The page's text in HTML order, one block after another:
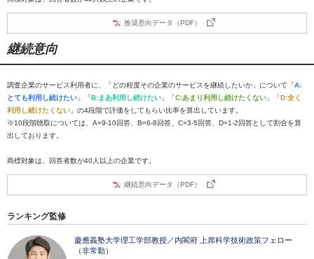
推奨意向データ（PDF）
継続意向
調査企業のサービス利用者に、「どの程度その企業のサービスを継続したいか」について「A:
とても利用し続けたい 」「B:まあ利用し続けたい 」「C:あまり利用し続けたくない 」「D:全く
利用し続けたくない 」の4段階で評価をしてもらい比率を算出しています。
※10段階聴取については、A=9-10回答、B=6-8回答、C=3-5回答、D=1-2回答として割合を算
出しております。
商標対象は、回答者数が40人以上の企業です。
継続意向データ（PDF）
ランキング監修
慶應義塾大学理工学部教授／内閣府 上席科学技術政策フェロー
（非常勤）